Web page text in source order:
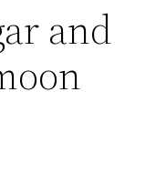
and